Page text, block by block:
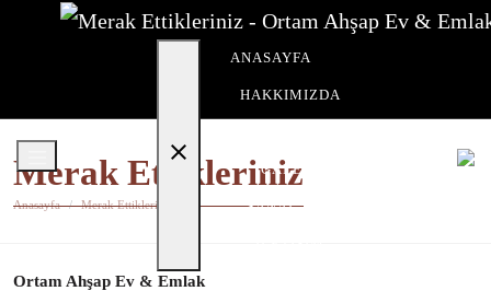
close
ANASAYFA
HAKKIMIZDA
GALERI
SANAL TUR
Merak Ettikleriniz
Anasayfa Merak Ettikleriniz
Ortam Ahşap Ev & Emlak